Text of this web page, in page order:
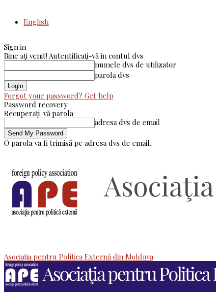
English
Sign in
Bine ați venit! Autentificați-vă in contul dvs
numele dvs de utilizator
parola dvs
Forgot your password? Get help
Password recovery
Recuperați-vă parola
adresa dvs de email
O parola va fi trimisă pe adresa dvs de email.
Asociaţia pentru Politica Externă din Moldova